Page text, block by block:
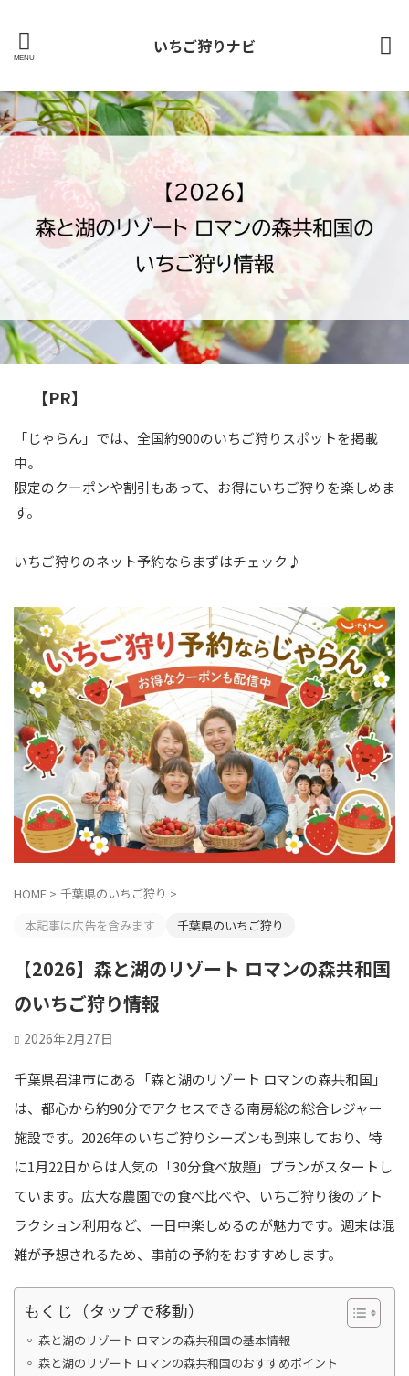
いちご狩りナビ
【PR】
「じゃらん」では、全国約900のいちご狩りスポットを掲載
中。
限定のクーポンや割引もあって、お得にいちご狩りを楽しめま
す。
いちご狩りのネット予約ならまずはチェック♪
HOME > 千葉県のいちご狩り >
本記事は広告を含みます
千葉県のいちご狩り
【2026】森と湖のリゾート ロマンの森共和国
のいちご狩り情報
2026年2月27日
千葉県君津市にある「森と湖のリゾート ロマンの森共和国」
は、都心から約90分でアクセスできる南房総の総合レジャー
施設です。2026年のいちご狩りシーズンも到来しており、特
に1月22日からは人気の「30分食べ放題」プランがスタートし
ています。広大な農園での食べ比べや、いちご狩り後のアト
ラクション利用など、一日中楽しめるのが魅力です。週末は混
雑が予想されるため、事前の予約をおすすめします。
もくじ（タップで移動）
森と湖のリゾート ロマンの森共和国の基本情報
森と湖のリゾート ロマンの森共和国のおすすめポイント